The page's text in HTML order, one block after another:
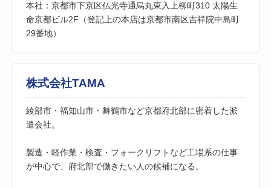
本社：京都市下京区仏光寺通烏丸東入上柳町310 太陽生
命京都ビル2F（登記上の本店は京都市南区吉祥院中島町
29番地）
株式会社TAMA
綾部市・福知山市・舞鶴市など京都府北部に密着した派
遣会社。
製造・軽作業・検査・フォークリフトなど工場系の仕事
が中心で、府北部で働きたい人の候補になる。